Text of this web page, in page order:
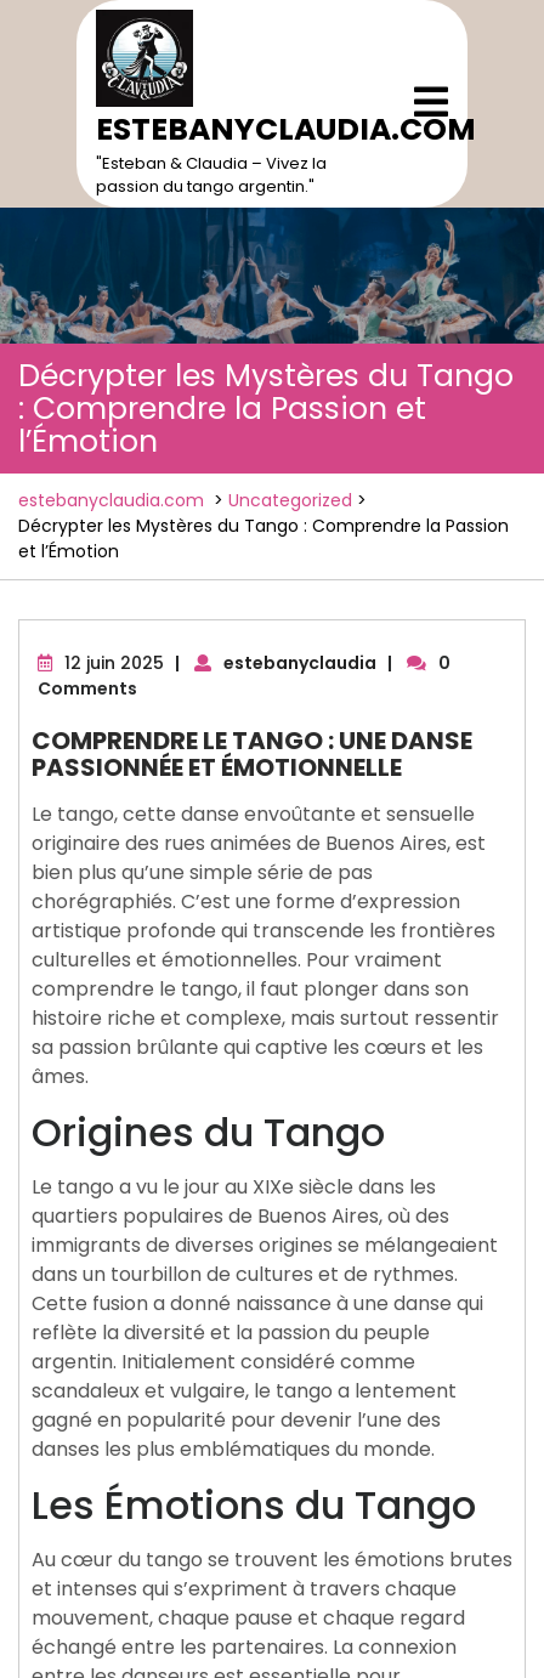
ESTEBANYCLAUDIA.COM
"Esteban & Claudia – Vivez la
passion du tango argentin."
Open
Menu
Décrypter les Mystères du Tango
: Comprendre la Passion et
l’Émotion
estebanyclaudia.com > Uncategorized >
Décrypter les Mystères du Tango : Comprendre la Passion
et l’Émotion
12 juin 2025 12| estebanyclaudia |
0
Comments
COMPRENDRE LE TANGO : UNE DANSE
PASSIONNÉE ET ÉMOTIONNELLE
Le tango, cette danse envoûtante et sensuelle
originaire des rues animées de Buenos Aires, est
bien plus qu’une simple série de pas
chorégraphiés. C’est une forme d’expression
artistique profonde qui transcende les frontières
culturelles et émotionnelles. Pour vraiment
comprendre le tango, il faut plonger dans son
histoire riche et complexe, mais surtout ressentir
sa passion brûlante qui captive les cœurs et les
âmes.
Origines du Tango
Le tango a vu le jour au XIXe siècle dans les
quartiers populaires de Buenos Aires, où des
immigrants de diverses origines se mélangeaient
dans un tourbillon de cultures et de rythmes.
Cette fusion a donné naissance à une danse qui
reflète la diversité et la passion du peuple
argentin. Initialement considéré comme
scandaleux et vulgaire, le tango a lentement
gagné en popularité pour devenir l’une des
danses les plus emblématiques du monde.
Les Émotions du Tango
Au cœur du tango se trouvent les émotions brutes
et intenses qui s’expriment à travers chaque
mouvement, chaque pause et chaque regard
échangé entre les partenaires. La connexion